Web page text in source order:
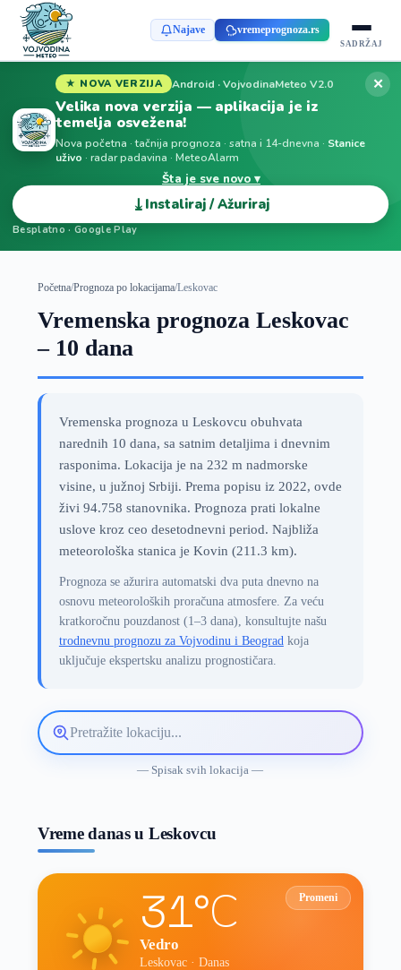
Najave vremeprognoza.rs
SADRŽAJ
★ NOVA VERZIJA Android · VojvodinaMeteo V2.0
Velika nova verzija — aplikacija je iz
temelja osvežena!
Nova početna · tačnija prognoza · satna i 14-dnevna · Stanice
uživo · radar padavina · MeteoAlarm
Šta je sve novo ▾
⤓ Instaliraj / Ažuriraj
Besplatno · Google Play
✕
Početna/Prognoza po lokacijama/Leskovac
Vremenska prognoza Leskovac
– 10 dana
Vremenska prognoza u Leskovcu obuhvata
narednih 10 dana, sa satnim detaljima i dnevnim
rasponima. Lokacija je na 232 m nadmorske
visine, u južnoj Srbiji. Prema popisu iz 2022, ovde
živi 94.758 stanovnika. Prognoza prati lokalne
uslove kroz ceo desetodnevni period. Najbliža
meteorološka stanica je Kovin (211.3 km).
Prognoza se ažurira automatski dva puta dnevno na
osnovu meteoroloških proračuna atmosfere. Za veću
kratkoročnu pouzdanost (1–3 dana), konsultujte našu
trodnevnu prognozu za Vojvodinu i Beogradkoja
uključuje ekspertsku analizu prognostičara.
Pretražite
lokaciju
— Spisak svih lokacija —
Vreme danas u Leskovcu
Promeni
31°C
Vedro
Leskovac · Danas